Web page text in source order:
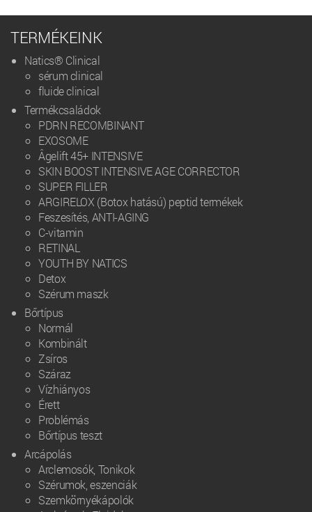
TERMÉKEINK
Natics® Clinical
sérum clinical
fluide clinical
Termékcsaládok
PDRN RECOMBINANT
EXOSOME
Âgelift 45+ INTENSIVE
SKIN BOOST INTENSIVE AGE CORRECTOR
SUPER FILLER
ARGIRELOX (Botox hatású) peptid termékek
Feszesítés, ANTI-AGING
C-vitamin
RETINAL
YOUTH BY NATICS
Detox
Szérum maszk
Bőrtípus
Normál
Kombinált
Zsíros
Száraz
Vízhiányos
Érett
Problémás
Bőrtípus teszt
Arcápolás
Arclemosók, Tonikok
Szérumok, eszenciák
Szemkörnyékápolók